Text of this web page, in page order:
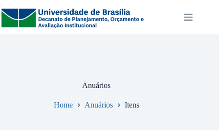
para
conteúdo
Anuários
Home Anuários Itens